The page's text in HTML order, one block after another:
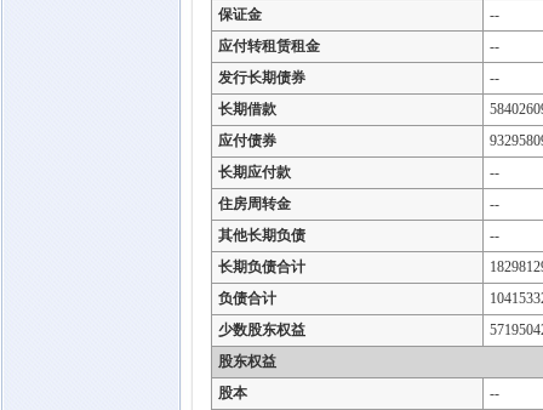
保证金
--
应付转租赁租金
--
发行长期债券
--
长期借款
应付债券
长期应付款
--
住房周转金
--
其他长期负债
--
长期负债合计
负债合计
少数股东权益
股东权益
股本
--